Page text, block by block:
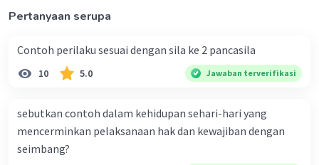
Pertanyaan serupa
Contoh perilaku sesuai dengan sila ke 2 pancasila
10 5.0 Jawaban terverifikasi
sebutkan contoh dalam kehidupan sehari-hari yang
mencerminkan pelaksanaan hak dan kewajiban dengan
seimbang?